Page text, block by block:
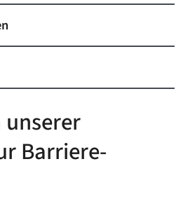
unserer
Barriere-